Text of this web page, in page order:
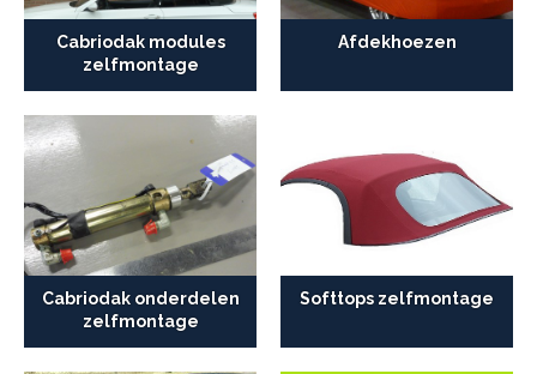
Cabriodak modules
zelfmontage
Afdekhoezen
Cabriodak onderdelen
zelfmontage
Softtops zelfmontage